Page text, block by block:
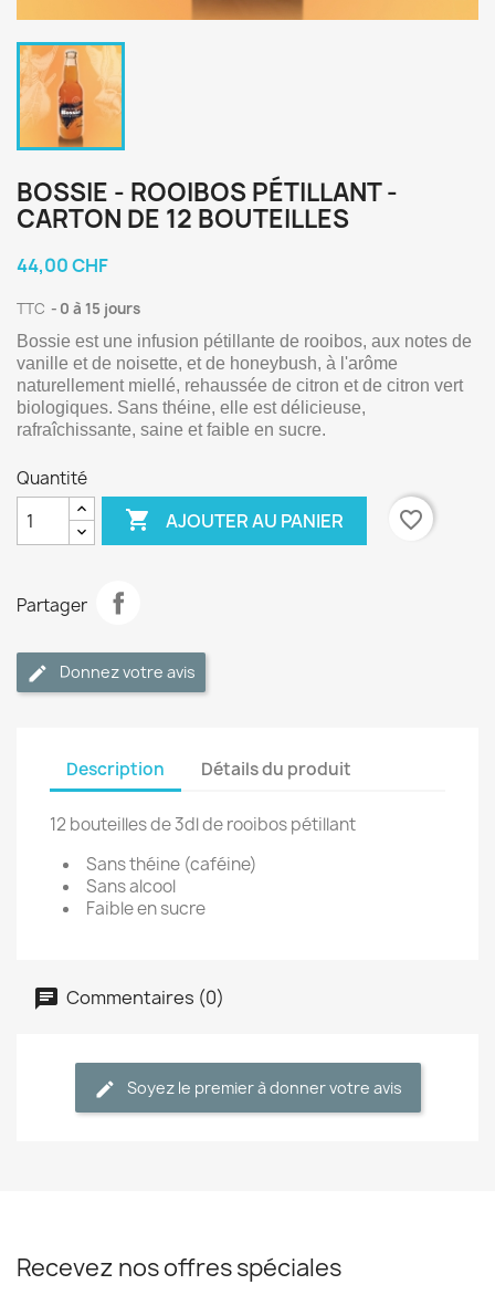
BOSSIE - ROOIBOS PÉTILLANT -
CARTON DE 12 BOUTEILLES
44,00 CHF
TTC 0 à 15 jours
Bossie est une infusion pétillante de rooibos, aux notes de
vanille et de noisette, et de honeybush, à l'arôme
naturellement miellé, rehaussée de citron et de citron vert
biologiques. Sans théine, elle est délicieuse,
rafraîchissante, saine et faible en sucre.
Quantité
 AJOUTER AU PANIER favorite_border
Partager
Donnez votre avis
Description Détails du produit
12 bouteilles de 3dl de rooibos pétillant
Sans théine (caféine)
Sans alcool
Faible en sucre
Commentaires (0)
Soyez le premier à donner votre avis
Recevez nos offres spéciales